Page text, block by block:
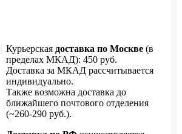
Курьерская доставка по Москве (в
пределах МКАД): 450 руб.
Доставка за МКАД рассчитывается
индивидуально.
Также возможна доставка до
ближайшего почтового отделения
(~260-290 руб.).